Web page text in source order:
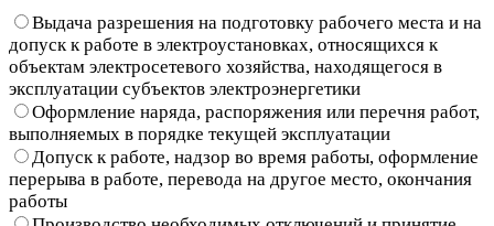
Выдача разрешения на подготовку рабочего места и на
допуск к работе в электроустановках, относящихся к
объектам электросетевого хозяйства, находящегося в
эксплуатации субъектов электроэнергетики
Оформление наряда, распоряжения или перечня работ,
выполняемых в порядке текущей эксплуатации
Допуск к работе, надзор во время работы, оформление
перерыва в работе, перевода на другое место, окончания
работы